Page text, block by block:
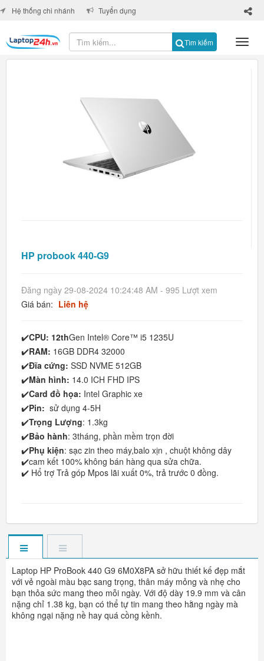
Tìm kiếm
×
Hệ thống chi nhánh Tuyển dụng
HP probook 440-G9
Đăng ngày 29-08-2024 10:24:48 AM - 995 Lượt xem
Giá bán: Liên hệ
✔️CPU: 12thGen Intel® Core™ i5 1235U
✔️RAM: 16GB DDR4 32000
✔️Đĩa cứng: SSD NVME 512GB
✔️Màn hình: 14.0 ICH FHD IPS
✔️Card đồ họa: Intel Graphic xe
✔️Pin: sử dụng 4-5H
✔️Trọng Lượng: 1.3kg
✔️Bảo hành: 3tháng, phần mềm trọn đời
✔️Phụ kiện: sạc zin theo máy,balo xịn , chuột không dây
✔️cam kết 100% không bán hàng qua sửa chữa.
✔️ Hổ trợ Trả góp Mpos lãi xuất 0%, trả trước 0 đồng.
Laptop HP ProBook 440 G9 6M0X8PA sở hữu thiết kế đẹp mắt
với vẻ ngoài màu bạc sang trọng, thân máy mỏng và nhẹ cho
bạn thỏa sức mang theo mỗi ngày. Với độ dày 19.9 mm và cân
nặng chỉ 1.38 kg, bạn có thể tự tin mang theo hằng ngày mà
không ngại nặng nề hay quá cồng kềnh.